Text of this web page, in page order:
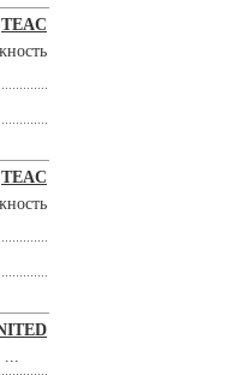
TEAC
TEAC
...